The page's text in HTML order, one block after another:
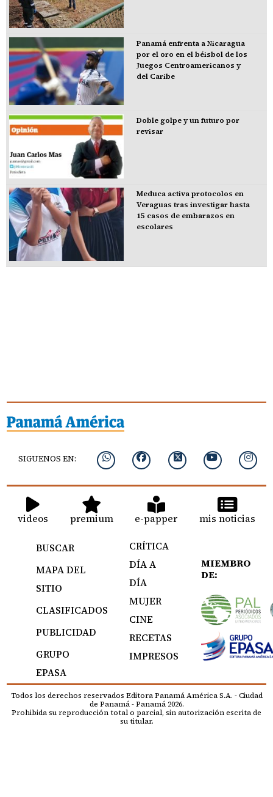
Panamá enfrenta a Nicaragua
por el oro en el béisbol de los
Juegos Centroamericanos y
del Caribe
Doble golpe y un futuro por
revisar
Meduca activa protocolos en
Veraguas tras investigar hasta
15 casos de embarazos en
escolares
SIGUENOS EN:
videos premium e-papper mis noticias
BUSCAR
MAPA DEL
SITIO
CLASIFICADOS
PUBLICIDAD
GRUPO
EPASA
CRÍTICA
DÍA A
DÍA
MUJER
CINE
RECETAS
IMPRESOS
MIEMBRO
DE:
Todos los derechos reservados Editora Panamá América S.A. - Ciudad
de Panamá - Panamá 2026.
Prohibida su reproducción total o parcial, sin autorización escrita de
su titular.